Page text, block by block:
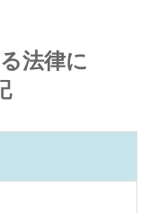
法律に